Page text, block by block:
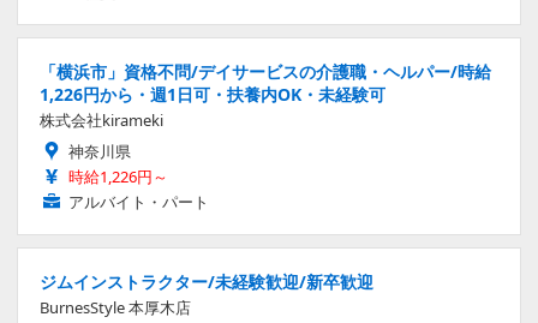
「横浜市」資格不問/デイサービスの介護職・ヘルパー/時給
1,226円から・週1日可・扶養内OK・未経験可
株式会社kirameki
神奈川県
時給1,226円～
アルバイト・パート
ジムインストラクター/未経験歓迎/新卒歓迎
BurnesStyle 本厚木店